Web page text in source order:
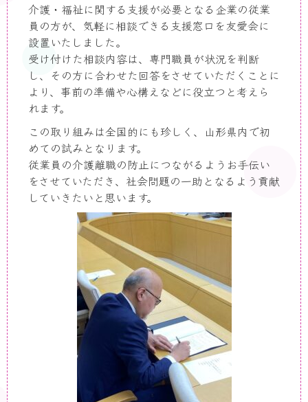
介護・福祉に関する支援が必要となる企業の従業
員の方が、気軽に相談できる支援窓口を友愛会に
設置いたしました。
受け付けた相談内容は、専門職員が状況を判断
し、その方に合わせた回答をさせていただくことに
より、事前の準備や心構えなどに役立つと考えら
れます。
この取り組みは全国的にも珍しく、山形県内で初
めての試みとなります。
従業員の介護離職の防止につながるようお手伝い
をさせていただき、社会問題の一助となるよう貢献
していきたいと思います。